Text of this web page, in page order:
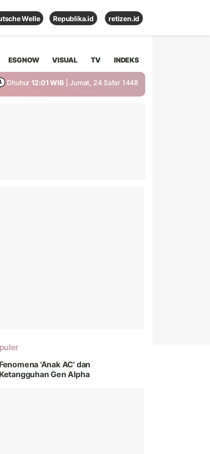
Welle Republika.id retizen.id
ESGNOW VISUAL TV INDEKS
Dhuhur 12:01 WIB | Jumat, 24 Safar 1448
Fenomena 'Anak AC' dan
Ketangguhan Gen Alpha